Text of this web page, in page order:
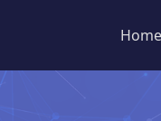
Home